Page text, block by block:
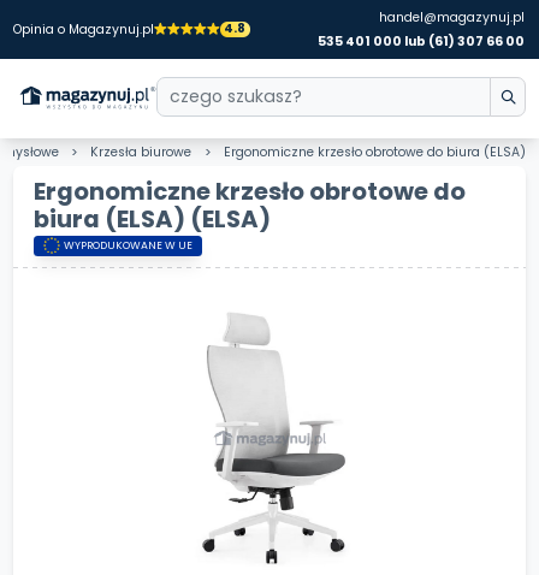
Opinia o Magazynuj.pl 4.8
handel@magazynuj.pl
535 401 000 lub (61) 307 66 00
Krzesła biurowe Ergonomiczne krzesło obrotowe do biura (ELSA)
Ergonomiczne krzesło obrotowe do
biura (ELSA) (ELSA)
WYPRODUKOWANE W UE